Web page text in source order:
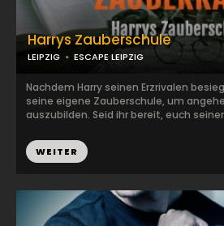
Harrys Zauberschule
LEIPZIG ESCAPE LEIPZIG
Nachdem Harry seinen Erzrivalen
seine eigene Zauberschule, um
auszubilden. Seid ihr bereit, euch seiner
WEITER